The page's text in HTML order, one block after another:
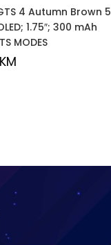
4 Autumn Brown 5
1.75″; 300 mAh
MODES
KM